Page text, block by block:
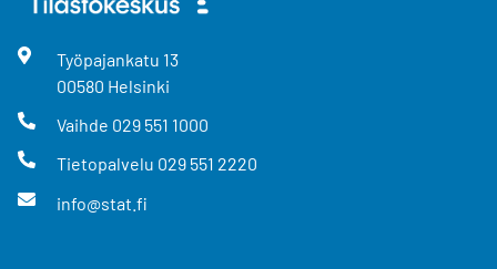
Työpajankatu 13
00580 Helsinki
Vaihde 029 551 1000
Tietopalvelu 029 551 2220
info@stat.fi